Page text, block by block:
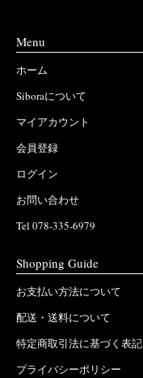
Menu
ホーム
Siboraについて
マイアカウント
会員登録
ログイン
お問い合わせ
Tel 078-335-6979
Shopping Guide
お支払い方法について
配送・送料について
特定商取引法に基づく表記
プライバシーポリシー